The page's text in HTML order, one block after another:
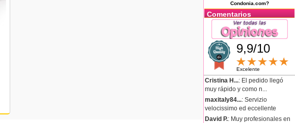
Condonia.com?
Comentarios
9,9/10
Excelente
Cristina H...: El pedido llegó
muy rápido y como n...
maxitaly84...: Servizio
velocissimo ed eccellente
David P.: Muy profesionales en